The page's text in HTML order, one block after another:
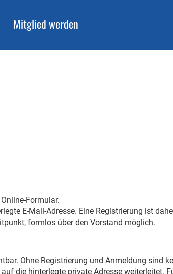
Mitglied werden
Formular.
E-Mail-Adresse. Eine Registrierung ist
formlos über den Vorstand möglich.
Ohne Registrierung und Anmeldung sind
die hinterlegte private Adresse weiterleitet.